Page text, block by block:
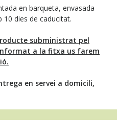
en barqueta, envasada
dies de caducitat.
subministrat pel
a la fitxa us farem
en servei a domicili,